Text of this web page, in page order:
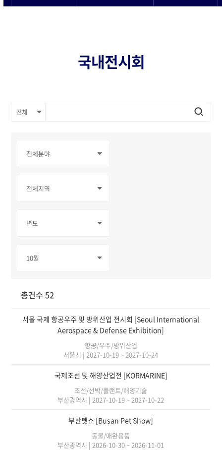
국내전시회
총건수 52
서울 국제 항공우주 및 방위산업 전시회 [Seoul International
Aerospace & Defense Exhibition]
항공/우주/방위산업
서울시 | 2027-10-19 ~ 2027-10-24
국제조선 및 해양산업전 [KORMARINE]
조선/선박/플랜트/해양기술
부산광역시 | 2027-10-19 ~ 2027-10-22
부산펫쇼 [Busan Pet Show]
동물/애완용품
부산광역시 | 2026-10-30 ~ 2026-11-01